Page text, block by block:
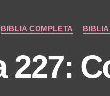
BIBLIA COMPLETA BIBLIA
227: